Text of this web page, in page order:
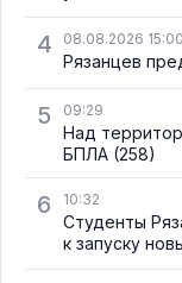
4 08.08.2026 15:00
Рязанцев
5 09:29
Над
БПЛА (258)
6 10:32
Студенты
к запуску